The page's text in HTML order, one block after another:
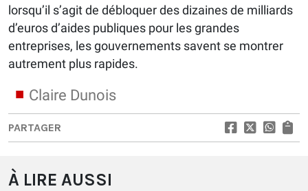
lorsqu’il s’agit de débloquer des dizaines de milliards
d’euros d’aides publiques pour les grandes
entreprises, les gouvernements savent se montrer
autrement plus rapides.
Claire Dunois
PARTAGER
À LIRE AUSSI